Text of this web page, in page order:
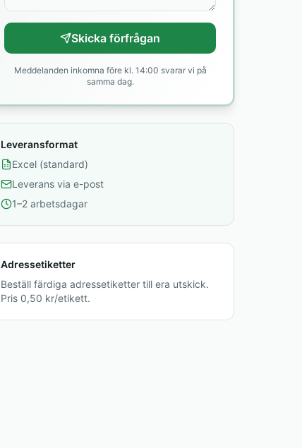
Skicka förfrågan
Meddelanden inkomna före kl. 14:00 svarar vi på
samma dag.
Leveransformat
Excel (standard)
Leverans via e-post
1–2 arbetsdagar
Adressetiketter
Beställ färdiga adressetiketter till era utskick.
Pris 0,50 kr/etikett.